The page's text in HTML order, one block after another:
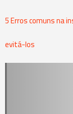
5 Erros comuns na
evitá-los